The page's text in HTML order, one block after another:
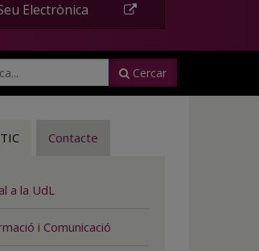
Electrònica
Cercar
Contacte
a la UdL
i Comunicació